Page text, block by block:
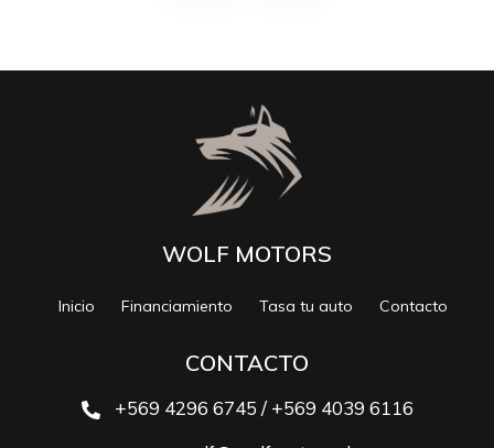
WOLF MOTORS
Inicio Financiamiento Tasa tu auto Contacto
CONTACTO
+569 4296 6745 / +569 4039 6116